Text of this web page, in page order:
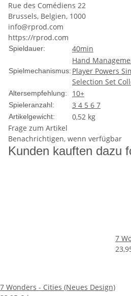
Rue des Comédiens 22
Brussels, Belgien, 1000
info@rprod.com
https://rprod.com
Spieldauer: 40min
Spielmechanismus:
Hand
Player Powers
Selection Set
Altersempfehlung: 10+
Spieleranzahl: 3 4 5 6 7
Artikelgewicht: 0,52 kg
Frage zum Artikel
Benachrichtigen, wenn verfügbar
Kunden kauften dazu
7 Wonders - Cities (Neues Design)
7